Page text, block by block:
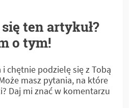
się ten artykuł?
o tym!
i chętnie podzielę się z Tobą
masz pytania, na które
Daj mi znać w komentarzu